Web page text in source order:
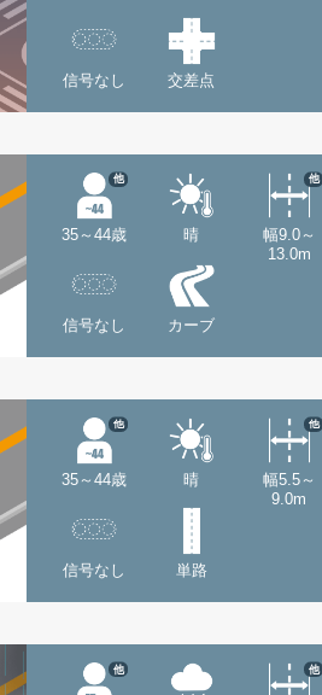
信号なし 交差点
35～44歳
他
晴
幅9.0～
13.0m
他
信号なし カーブ
35～44歳
他
晴
幅5.5～
9.0m
他
信号なし 単路
他 他